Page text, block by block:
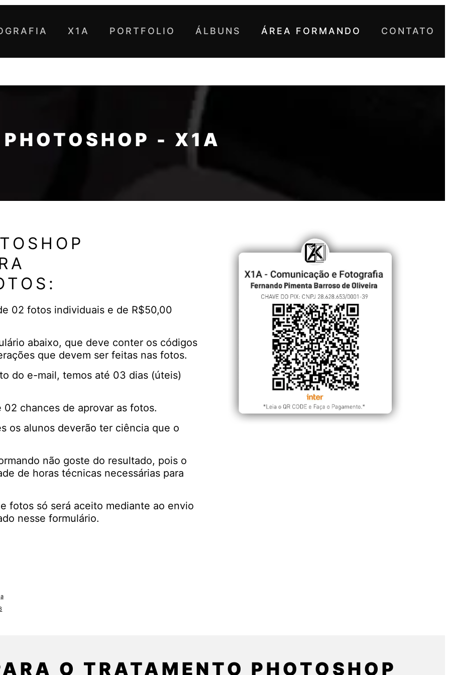
X1A PORTFOLIO ÁLBUNS ÁREA FORMANDO CONTATO
PHOTOSHOP - X1A
02 fotos individuais e de R$50,00
abaixo, que deve conter os códigos
que devem ser feitas nas fotos.
do e-mail, temos até 03 dias (úteis)
chances de aprovar as fotos.
os alunos deverão ter ciência que o
não goste do resultado, pois o
de horas técnicas necessárias para
fotos só será aceito mediante ao envio
nesse formulário.
O TRATAMENTO PHOTOSHOP